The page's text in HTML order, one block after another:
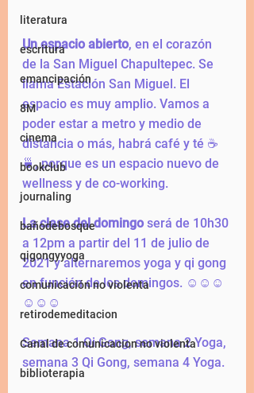
literatura
escritura
emancipación
8M
cinema
bookclub
journaling
bañodebosque
qigongyyoga
comunicación no violenta
retirodemeditacion
Canal de comunicacion no violenta
biblioterapia
Un espacio abierto, en el corazón
de la San Miguel Chapultepec. Se
llama Estación San Miguel. El
espacio es muy amplio. Vamos a
poder estar a metro y medio de
distancia o más, habrá café y té ☕️
🍵, porque es un espacio nuevo de
wellness y de co-working.
La clase del domingo será de 10h30
a 12pm a partir del 11 de julio de
2021 y alternaremos yoga y qi gong
en función de los domingos. ☺️☺️☺️
☺️☺️☺️
Semana 1 Qi Gong, semana 2 Yoga,
semana 3 Qi Gong, semana 4 Yoga.